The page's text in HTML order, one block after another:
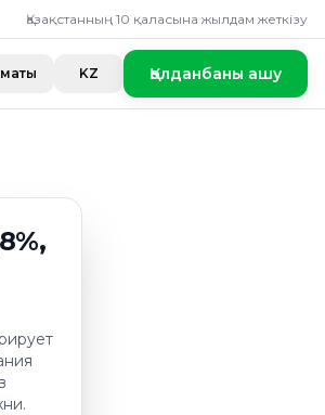
Қазақстанның 10 қаласына жылдам жеткізу
KZ Қолданбаны ашу
0,36 л